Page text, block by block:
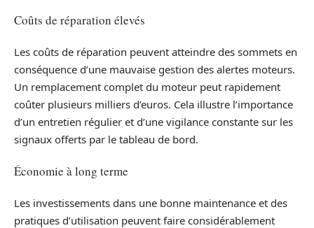
Coûts de réparation élevés
Les coûts de réparation peuvent atteindre des sommets en
conséquence d’une mauvaise gestion des alertes moteurs.
Un remplacement complet du moteur peut rapidement
coûter plusieurs milliers d’euros. Cela illustre l’importance
d’un entretien régulier et d’une vigilance constante sur les
signaux offerts par le tableau de bord.
Économie à long terme
Les investissements dans une bonne maintenance et des
pratiques d’utilisation peuvent faire considérablement